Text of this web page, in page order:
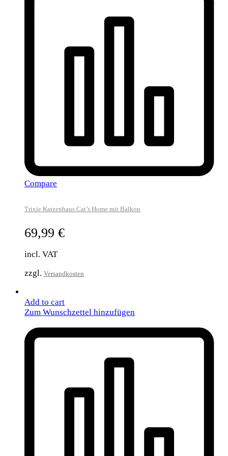
Compare
Trixie Katzenhaus Cat’s Home mit Balkon
69,99 €
incl. VAT
zzgl. Versandkosten
Add to cart
Zum Wunschzettel hinzufügen